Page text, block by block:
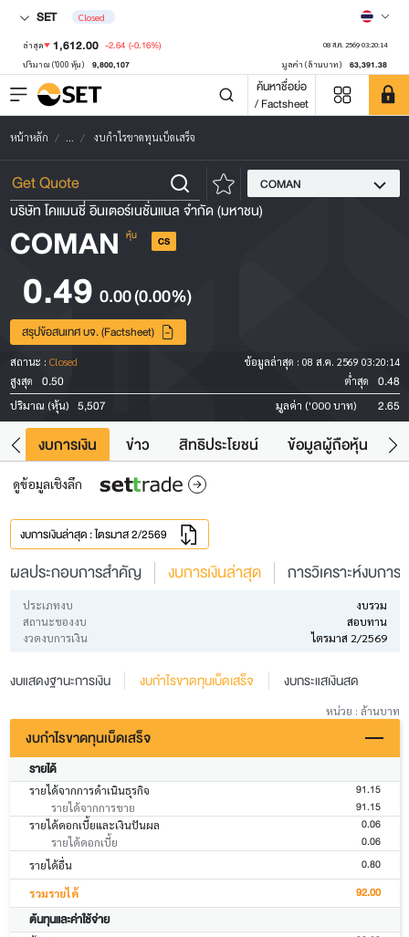
SET Closed
ล่าสุด 1,612.00 -2.64 (-0.16%) 08 ส.ค. 2569 03:20:14
ปริมาณ ('000 หุ้น) 9,800,107 มูลค่า (ล้านบาท) 63,391.38
ค้นหาชื่อย่อ
/ Factsheet
หน้าหลัก ... งบกำไรขาดทุนเบ็ดเสร็จ
COMAN
บริษัท โคแมนชี่ อินเตอร์เนชั่นแนล จำกัด (มหาชน)
COMAN หุ้น CS
0.49 0.00(0.00%)
สรุปข้อสนเทศ บจ. (Factsheet)
สถานะ : Closed ข้อมูลล่าสุด : 08 ส.ค. 2569 03:20:14
สูงสุด
0.50 ต่ำสุด 0.48
ปริมาณ (หุ้น) 5,507 มูลค่า ('000 บาท) 2.65
งบการเงิน ข่าว สิทธิประโยชน์ ข้อมูลผู้ถือหุ้น
ดูข้อมูลเชิงลึก
งบการเงินล่าสุด : ไตรมาส 2/2569
ผลประกอบการสำคัญ งบการเงินล่าสุด การวิเคราะห์งบการ
ประเภทงบ
งบรวม
สถานะของงบ
สอบทาน
งวดงบการเงิน
ไตรมาส 2/2569
งบแสดงฐานะการเงิน งบกำไรขาดทุนเบ็ดเสร็จ งบกระแสเงินสด
หน่วย : ล้านบาท
งบกำไรขาดทุนเบ็ดเสร็จ
รายได้
รายได้จากการดำเนินธุรกิจ 91.15
รายได้จากการขาย 91.15
รายได้ดอกเบี้ยและเงินปันผล 0.06
รายได้ดอกเบี้ย 0.06
รายได้อื่น 0.80
รวมรายได้ 92.00
ต้นทุนและค่าใช้จ่าย